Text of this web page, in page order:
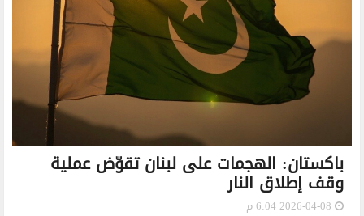
باكستان: الهجمات على لبنان تقوّض عملية
وقف إطلاق النار